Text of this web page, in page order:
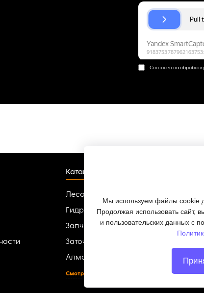
Согласен на
Каталог
Лесопильное оборудование
Гидроманипуляторы
Запчасти для гидроманипуляторов
Заточные-разводные станки
Алмазный инструмент
Смотреть все
Мы используем файлы cookie
Продолжая использовать сайт,
и пользовательских данных с